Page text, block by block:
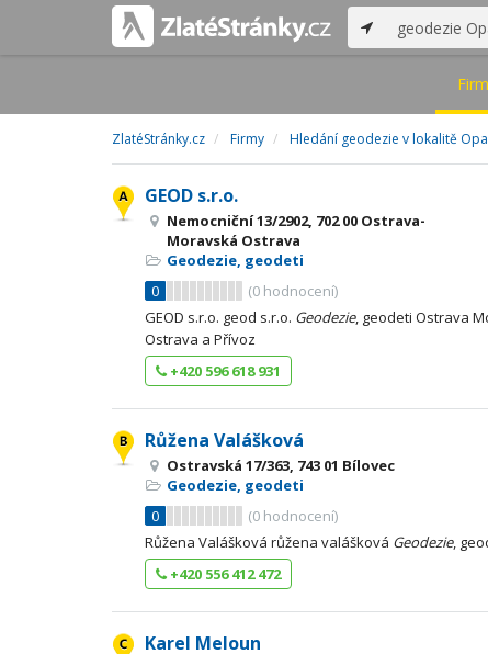
ZlatéStránky.cz Firmy Hledání geodezie v lokalitě
GEOD s.r.o.
Nemocniční 13/2902, 702 00 Ostrava-
Moravská Ostrava
Geodezie, geodeti
0
(0 hodnocení)
GEOD s.r.o. geod s.r.o. Geodezie, geodeti Ostrava
Ostrava a Přívoz
+420 596 618 931
Růžena Valášková
Ostravská 17/363, 743 01 Bílovec
Geodezie, geodeti
0
(0 hodnocení)
Růžena Valášková růžena valášková Geodezie,
+420 556 412 472
Karel Meloun